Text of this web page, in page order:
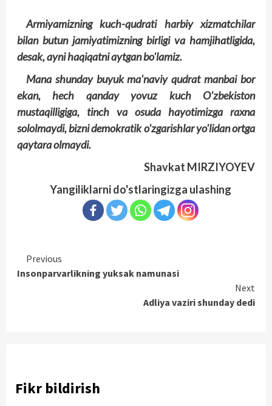
Armiyamizning kuch-qudrati harbiy xizmatchilar
bilan butun jamiyatimizning birligi va hamjihatligida,
desak, ayni haqiqatni aytgan bo'lamiz.
Mana shunday buyuk ma'naviy qudrat manbai bor
ekan, hech qanday yovuz kuch O'zbekiston
mustaqilligiga, tinch va osuda hayotimizga raxna
sololmaydi, bizni demokratik o'zgarishlar yo'lidan ortga
qaytara olmaydi.
Shavkat MIRZIYOYEV
Yangiliklarni do'stlaringizga ulashing
Continue
Reading
Previous
Insonparvarlikning yuksak namunasi
Next
Adliya vaziri shunday dedi
Fikr bildirish